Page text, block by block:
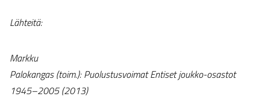
Lähteitä:
Markku
Palokangas (toim.): Puolustusvoimat Entiset joukko-osastot
1945–2005 (2013)